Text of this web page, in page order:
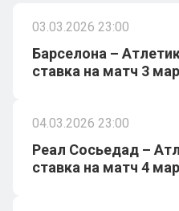
03.03.2026 23:00
Барселона –
ставка на матч 3
04.03.2026 23:00
Реал Сосьедад –
ставка на матч 4